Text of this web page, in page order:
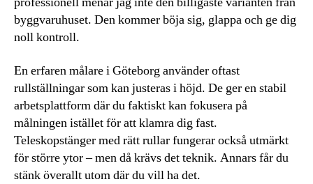
byggvaruhuset. Den kommer böja sig, glappa och ge dig
noll kontroll.
En erfaren målare i Göteborg använder oftast
rullställningar som kan justeras i höjd. De ger en stabil
arbetsplattform där du faktiskt kan fokusera på
målningen istället för att klamra dig fast.
Teleskopstänger med rätt rullar fungerar också utmärkt
för större ytor – men då krävs det teknik. Annars får du
stänk överallt utom där du vill ha det.